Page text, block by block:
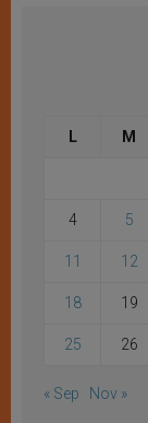
L M
4 5
11 12
18 19
25 26
« Sep Nov »